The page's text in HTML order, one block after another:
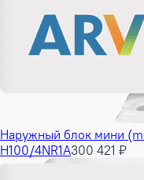
Наружный блок мини
H100/4NR1A300 421 ₽